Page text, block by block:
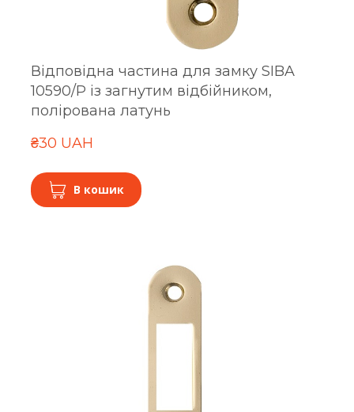
Відповідна частина для замку SIBA
10590/P із загнутим відбійником,
полірована латунь
₴30 UAH
В кошик